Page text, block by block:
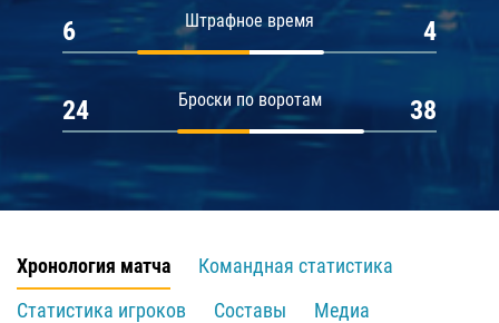
Штрафное время
6 4
Броски по воротам
24 38
Хронология матча
Командная статистика
Статистика игроков
Составы
Медиа